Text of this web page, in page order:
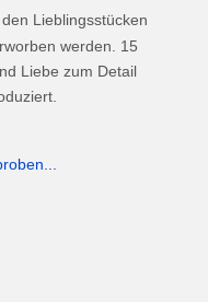
Lieblingsstücken
werden. 15
Liebe zum Detail